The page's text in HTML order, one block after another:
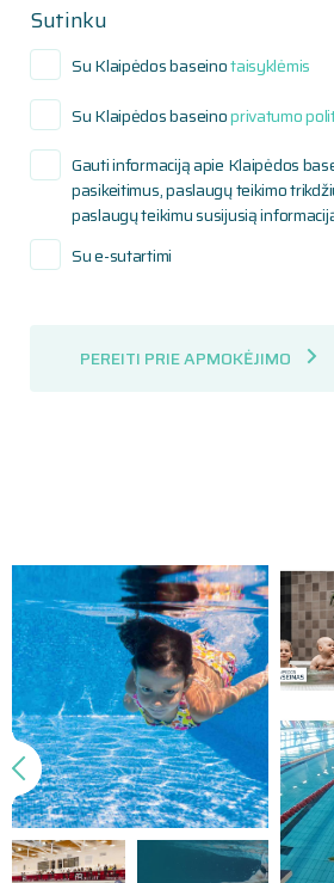
Sutinku
Su Klaipėdos baseinotaisyklėmis
Su Klaipėdos baseinoprivatumo
Gauti informaciją apie Klaipėdos
pasikeitimus, paslaugų teikimo
paslaugų teikimu susijusią
Su e-sutartimi
PEREITI PRIE APMOKĖJIMO